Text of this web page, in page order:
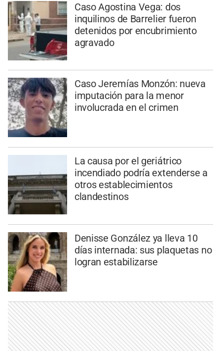
Caso Agostina Vega: dos
inquilinos de Barrelier fueron
detenidos por encubrimiento
agravado
Caso Jeremías Monzón: nueva
imputación para la menor
involucrada en el crimen
La causa por el geriátrico
incendiado podría extenderse a
otros establecimientos
clandestinos
Denisse González ya lleva 10
días internada: sus plaquetas no
logran estabilizarse